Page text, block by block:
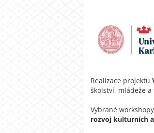
Realizace projektu
školství, mládeže
Vybrané
rozvoj kulturních